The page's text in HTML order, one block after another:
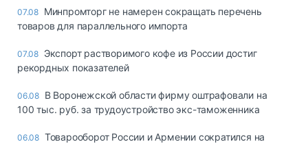
07.08 Минпромторг не намерен сокращать перечень
товаров для параллельного импорта
07.08 Экспорт растворимого кофе из России достиг
рекордных показателей
06.08 В Воронежской области фирму оштрафовали на
100 тыс. руб. за трудоустройство экс-таможенника
06.08 Товарооборот России и Армении сократился на